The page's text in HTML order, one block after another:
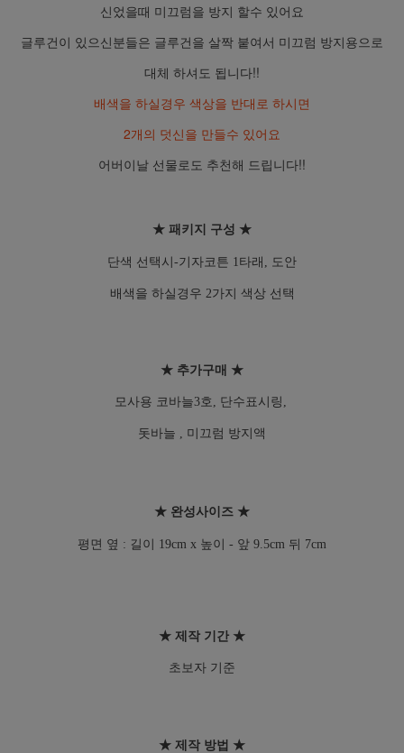
신었을때 미끄럼을 방지 할수 있어요
글루건이 있으신분들은 글루건을 살짝 붙여서 미끄럼 방지용으로
대체 하셔도 됩니다!!
배색을 하실경우 색상을 반대로 하시면
2개의 덧신을 만들수 있어요
어버이날 선물로도 추천해 드립니다!!
★ 패키지 구성 ★
단색 선택시-기자코튼 1타래, 도안
배색을 하실경우 2가지 색상 선택
★ 추가구매 ★
모사용 코바늘3호, 단수표시링,
돗바늘 , 미끄럼 방지액
★ 완성사이즈 ★
평면 옆 : 길이 19cm x 높이 - 앞 9.5cm 뒤 7cm
★ 제작 기간 ★
초보자 기준
★ 제작 방법 ★